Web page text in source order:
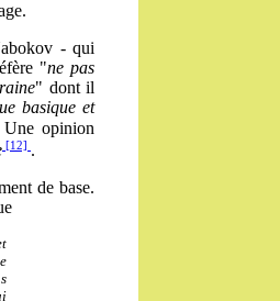
- qui
"ne pas
" dont il
basique et
opinion
[12] .
de base.